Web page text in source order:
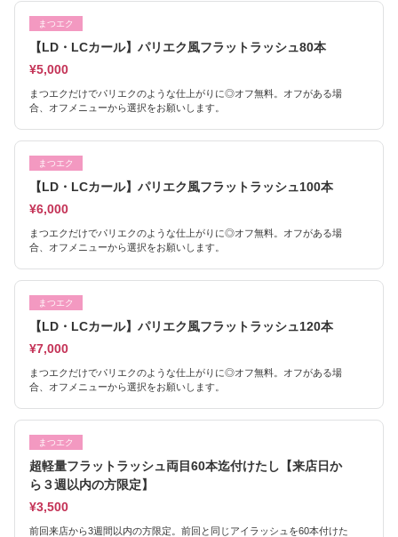
まつエク
【LD・LCカール】パリエク風フラットラッシュ80本
¥5,000
まつエクだけでパリエクのような仕上がりに◎オフ無料。オフがある場
合、オフメニューから選択をお願いします。
まつエク
【LD・LCカール】パリエク風フラットラッシュ100本
¥6,000
まつエクだけでパリエクのような仕上がりに◎オフ無料。オフがある場
合、オフメニューから選択をお願いします。
まつエク
【LD・LCカール】パリエク風フラットラッシュ120本
¥7,000
まつエクだけでパリエクのような仕上がりに◎オフ無料。オフがある場
合、オフメニューから選択をお願いします。
まつエク
超軽量フラットラッシュ両目60本迄付けたし【来店日か
ら３週以内の方限定】
¥3,500
前回来店から3週間以内の方限定。前回と同じアイラッシュを60本付けた